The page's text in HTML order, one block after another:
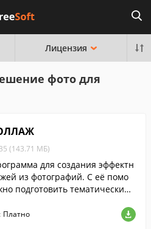
Лицензия
фото для
(143.71 МБ)
для создания эффектн
из фотографий. С её помо
подготовить тематический
Платно